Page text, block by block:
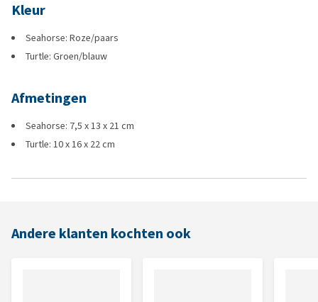
Kleur
Seahorse: Roze/paars
Turtle: Groen/blauw
Afmetingen
Seahorse: 7,5 x 13 x 21 cm
Turtle: 10 x 16 x 22 cm
Andere klanten kochten ook